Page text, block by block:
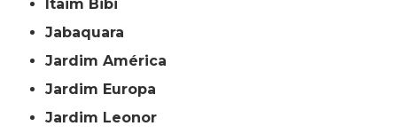
Itaim Bibi
Jabaquara
Jardim América
Jardim Europa
Jardim Leonor